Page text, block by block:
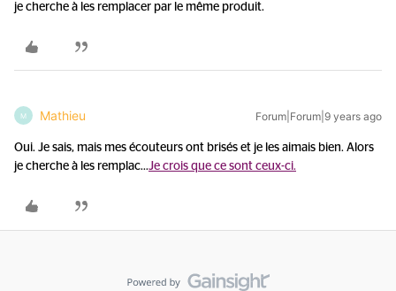
je cherche à les remplacer par le même produit.
M Mathieu Forum|Forum|9 years ago
Oui. Je sais, mais mes écouteurs ont brisés et je les aimais bien. Alors
je cherche à les remplac...Je crois que ce sont ceux-ci.